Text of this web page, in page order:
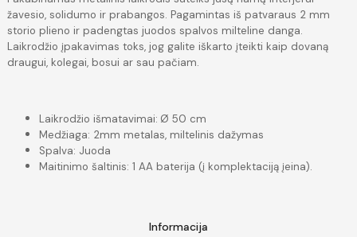
žavesio, solidumo ir prabangos. Pagamintas iš patvaraus 2 mm
storio plieno ir padengtas juodos spalvos milteline danga.
Laikrodžio įpakavimas toks, jog galite iškarto įteikti kaip dovaną
draugui, kolegai, bosui ar sau pačiam.
Laikrodžio išmatavimai: Ø 50 cm
Medžiaga: 2mm metalas, miltelinis dažymas
Spalva: Juoda
Maitinimo šaltinis: 1 AA baterija (į komplektaciją įeina).
Informacija